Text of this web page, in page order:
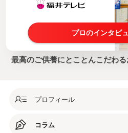
プロのインタビ
最高のご供養にとことんこだわ
プロフィール
コラム